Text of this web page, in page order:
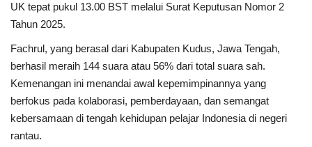
UK tepat pukul 13.00 BST melalui Surat Keputusan Nomor 2
Tahun 2025.
Fachrul, yang berasal dari Kabupaten Kudus, Jawa Tengah,
berhasil meraih 144 suara atau 56% dari total suara sah.
Kemenangan ini menandai awal kepemimpinannya yang
berfokus pada kolaborasi, pemberdayaan, dan semangat
kebersamaan di tengah kehidupan pelajar Indonesia di negeri
rantau.